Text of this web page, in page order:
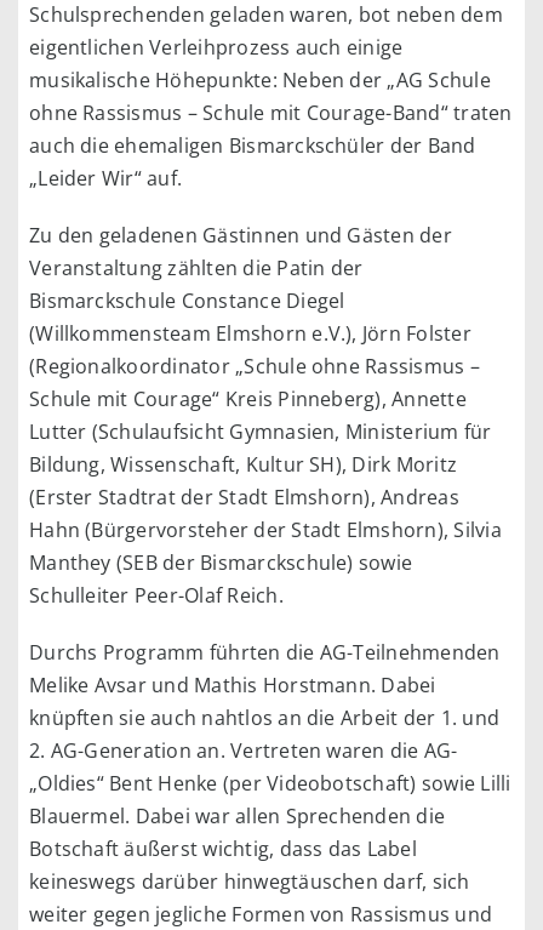
Schulsprechenden geladen waren, bot neben dem
eigentlichen Verleihprozess auch einige
musikalische Höhepunkte: Neben der „AG Schule
ohne Rassismus – Schule mit Courage-Band“ traten
auch die ehemaligen Bismarckschüler der Band
„Leider Wir“ auf.
Zu den geladenen Gästinnen und Gästen der
Veranstaltung zählten die Patin der
Bismarckschule Constance Diegel
(Willkommensteam Elmshorn e.V.), Jörn Folster
(Regionalkoordinator „Schule ohne Rassismus –
Schule mit Courage“ Kreis Pinneberg), Annette
Lutter (Schulaufsicht Gymnasien, Ministerium für
Bildung, Wissenschaft, Kultur SH), Dirk Moritz
(Erster Stadtrat der Stadt Elmshorn), Andreas
Hahn (Bürgervorsteher der Stadt Elmshorn), Silvia
Manthey (SEB der Bismarckschule) sowie
Schulleiter Peer-Olaf Reich.
Durchs Programm führten die AG-Teilnehmenden
Melike Avsar und Mathis Horstmann. Dabei
knüpften sie auch nahtlos an die Arbeit der 1. und
2. AG-Generation an. Vertreten waren die AG-
„Oldies“ Bent Henke (per Videobotschaft) sowie Lilli
Blauermel. Dabei war allen Sprechenden die
Botschaft äußerst wichtig, dass das Label
keineswegs darüber hinwegtäuschen darf, sich
weiter gegen jegliche Formen von Rassismus und